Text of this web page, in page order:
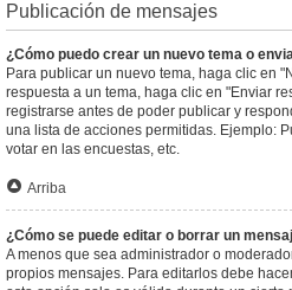
Publicación de mensajes
¿Cómo puedo crear un nuevo tema o
Para publicar un nuevo tema, haga clic en
respuesta a un tema, haga clic en "Enviar
registrarse antes de poder publicar y
una lista de acciones permitidas. Ejemplo:
votar en las encuestas, etc.
Arriba
¿Cómo se puede editar o borrar un
A menos que sea administrador o
propios mensajes. Para editarlos debe